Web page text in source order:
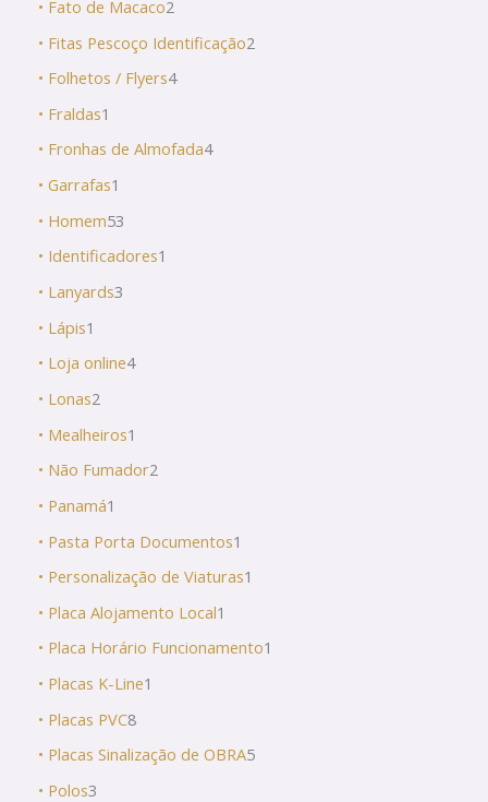
• Fato de Macaco2
• Fitas Pescoço Identificação2
• Folhetos / Flyers4
• Fraldas1
• Fronhas de Almofada4
• Garrafas1
• Homem53
• Identificadores1
• Lanyards3
• Lápis1
• Loja online4
• Lonas2
• Mealheiros1
• Não Fumador2
• Panamá1
• Pasta Porta Documentos1
• Personalização de Viaturas1
• Placa Alojamento Local1
• Placa Horário Funcionamento1
• Placas K-Line1
• Placas PVC8
• Placas Sinalização de OBRA5
• Polos3